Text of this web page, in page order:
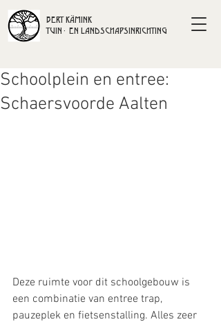
BERT KÄMINK
TUIN- EN LANDSCHAPSINRICHTING
Schoolplein en entree:
Schaersvoorde Aalten
Deze ruimte voor dit schoolgebouw is
een combinatie van entree trap,
pauzeplek en fietsenstalling. Alles zeer